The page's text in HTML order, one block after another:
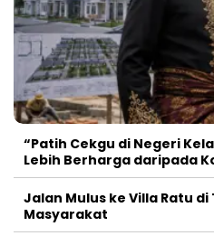
“Patih Cekgu di Negeri
Lebih Berharga daripada
Jalan Mulus ke Villa Ratu
Masyarakat